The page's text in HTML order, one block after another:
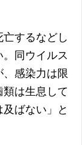
するなどし
同ウイルス
感染力は限
は生息して
ばない」と